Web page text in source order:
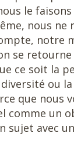
le faisons
nous ne
notre
se
ce soit la
diversité ou
que nous
comme un
sujet avec